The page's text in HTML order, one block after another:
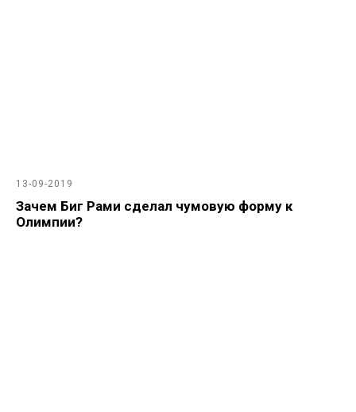
13-09-2019
Зачем Биг Рами сделал чумовую форму к
Олимпии?